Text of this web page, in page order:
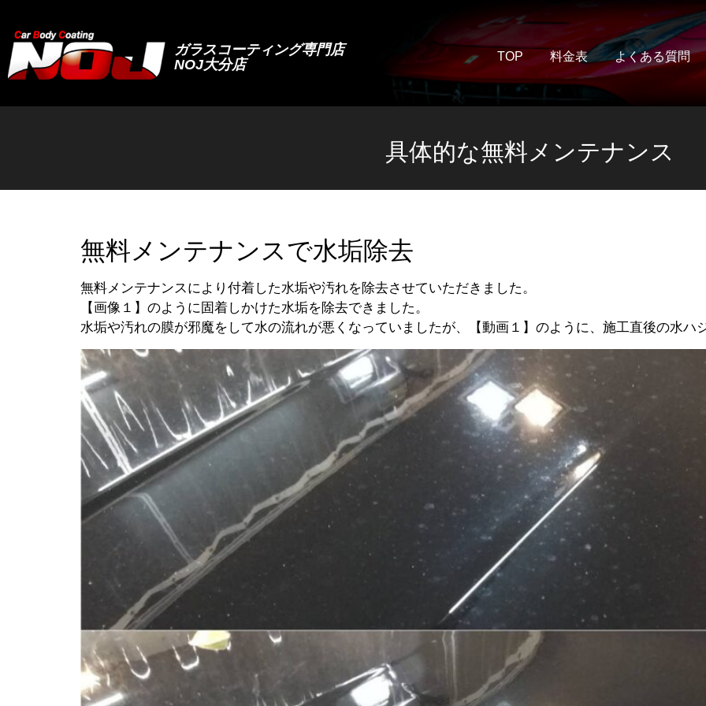
ガラスコーティング専門店
NOJ大分店
TOP 料金表 よくある質問
具体的な無料メンテナンス
無料メンテナンスで水垢除去
無料メンテナンスにより付着した水垢や汚れを除去させていただきました。
【画像１】のように固着しかけた水垢を除去できました。
水垢や汚れの膜が邪魔をして水の流れが悪くなっていましたが、【動画１】のように、施工直後の水ハ